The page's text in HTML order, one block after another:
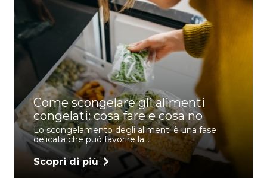
Come scongelare gli alimenti
congelati: cosa fare e cosa no
Lo scongelamento degli alimenti è una fase
delicata che può favorire la…
Scopri di più